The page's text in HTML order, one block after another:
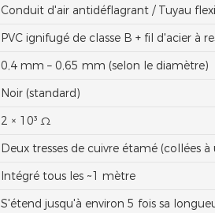
Conduit d'air antidéflagrant / Tuyau
PVC ignifugé de classe B + fil d'acier à
0,4 mm – 0,65 mm (selon le diamètre)
Noir (standard)
2 × 10³ Ω
Deux tresses de cuivre étamé (collées
Intégré tous les ~1 mètre
S'étend jusqu'à environ 5 fois sa